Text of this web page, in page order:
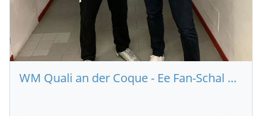
WM Quali an der Coque - Ee Fan-Schal fir all Supporter